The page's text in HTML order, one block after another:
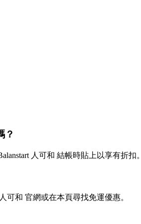
？
人可和 結帳時貼上以享有折扣。
可和 官網或在本頁尋找免運優惠。